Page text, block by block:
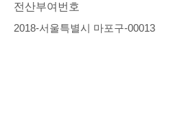
전산부여번호
2018-서울특별시 마포구-00013